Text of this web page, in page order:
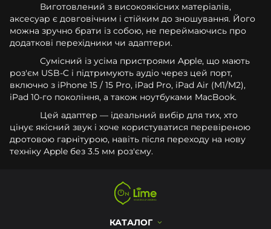
Виготовлений з високоякісних матеріалів,
аксесуар є довговічним і стійким до зношування. Його
можна зручно брати із собою, не переймаючись про
додаткові перехідники чи адаптери.
Сумісний із усіма пристроями Apple, що мають
роз'єм USB-C і підтримують аудіо через цей порт,
включно з iPhone 15 / 15 Pro, iPad Pro, iPad Air (M1/M2),
iPad 10-го покоління, а також ноутбуками MacBook.
Цей адаптер — ідеальний вибір для тих, хто
цінує якісний звук і хоче користуватися перевіреною
дротовою гарнітурою, навіть після переходу на нову
техніку Apple без 3.5 мм роз'єму.
КАТАЛОГ